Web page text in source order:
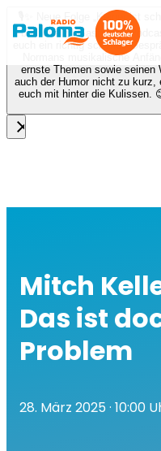
🎙️✨ Neue Folge „Keiner ist
bei Nora zu Gast beim
euch ein richtig schönes
Normans musikalische
ernste Themen sowie seinen
auch der Humor nicht zu kurz,
euch mit hinter die Kulissen.
close
Mitch
Das ist
Problem
28. März 2025 · 10:00